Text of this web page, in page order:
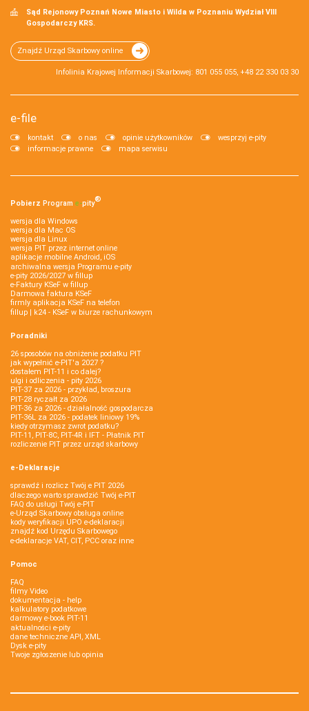
Sąd Rejonowy Poznań Nowe Miasto i Wilda w Poznaniu Wydział VIII
Gospodarczy KRS.
Znajdź Urząd Skarbowy online
Infolinia Krajowej Informacji Skarbowej: 801 055 055, +48 22 330 03 30
e-file
kontakt o nas opinie użytkowników
wesprzyj e-pity
informacje prawne
mapa serwisu
Pobierz Program e‑pity®
wersja dla Windows
wersja dla Mac OS
wersja dla Linux
wersja PIT przez internet online
aplikacje mobilne Android, iOS
archiwalna wersja Programu e-pity
e-pity 2026/2027 w fillup
e‑Faktury KSeF w fillup
Darmowa faktura KSeF
firmly aplikacja KSeF na telefon
fillup | k24 - KSeF w biurze rachunkowym
Poradniki
26 sposobów na obniżenie podatku PIT
jak wypełnić e-PIT'a 2027 ?
dostałem PIT-11 i co dalej?
ulgi i odliczenia - pity 2026
PIT-37 za 2026 - przykład, broszura
PIT-28 ryczałt za 2026
PIT-36 za 2026 - działalność gospodarcza
PIT-36L za 2026 - podatek liniowy 19%
kiedy otrzymasz zwrot podatku?
PIT-11, PIT-8C, PIT-4R i IFT - Płatnik PIT
rozliczenie PIT przez urząd skarbowy
e-Deklaracje
sprawdź i rozlicz Twój e PIT 2026
dlaczego warto sprawdzić Twój e-PIT
FAQ do usługi Twój e-PIT
e-Urząd Skarbowy obsługa online
kody weryfikacji UPO e-deklaracji
znajdź kod Urzędu Skarbowego
e-deklaracje VAT, CIT, PCC oraz inne
Pomoc
FAQ
filmy Video
dokumentacja - help
kalkulatory podatkowe
darmowy e-book PIT-11
aktualności e-pity
dane techniczne API, XML
Dysk e-pity
Twoje zgłoszenie lub opinia